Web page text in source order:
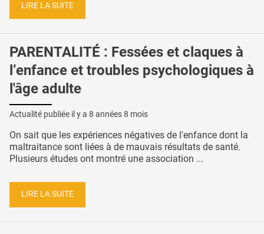
LIRE LA SUITE
PARENTALITÉ : Fessées et claques à
l’enfance et troubles psychologiques à
l'âge adulte
Actualité publiée il y a 8 années 8 mois
On sait que les expériences négatives de l'enfance dont la
maltraitance sont liées à de mauvais résultats de santé.
Plusieurs études ont montré une association ...
LIRE LA SUITE